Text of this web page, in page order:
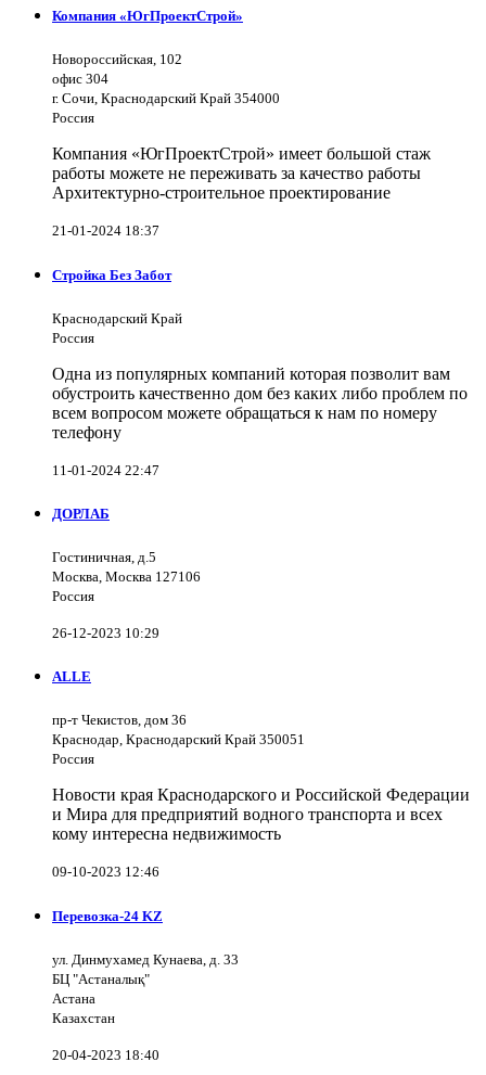
Компания «ЮгПроектСтрой»
Новороссийская, 102
офис 304
г. Сочи, Краснодарский Край 354000
Россия
Компания «ЮгПроектСтрой» имеет большой стаж
работы можете не переживать за качество работы
Архитектурно-строительное проектирование
21-01-2024 18:37
Стройка Без Забот
Краснодарский Край
Россия
Одна из популярных компаний которая позволит вам
обустроить качественно дом без каких либо проблем по
всем вопросом можете обращаться к нам по номеру
телефону
11-01-2024 22:47
ДОРЛАБ
Гостиничная, д.5
Москва, Москва 127106
Россия
26-12-2023 10:29
ALLE
пр-т Чекистов, дом 36
Краснодар, Краснодарский Край 350051
Россия
Новости края Краснодарского и Российской Федерации
и Мира для предприятий водного транспорта и всех
кому интересна недвижимость
09-10-2023 12:46
Перевозка-24 KZ
ул. Динмухамед Кунаева, д. 33
БЦ "Астаналық"
Астана
Казахстан
20-04-2023 18:40